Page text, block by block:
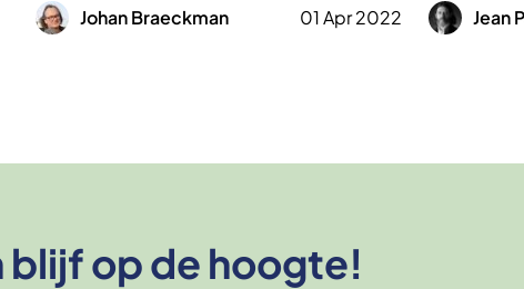
AfbeeldingJohan Braeckman 01 Apr 2022 Afbeelding
Jean
blijf op de hoogte!